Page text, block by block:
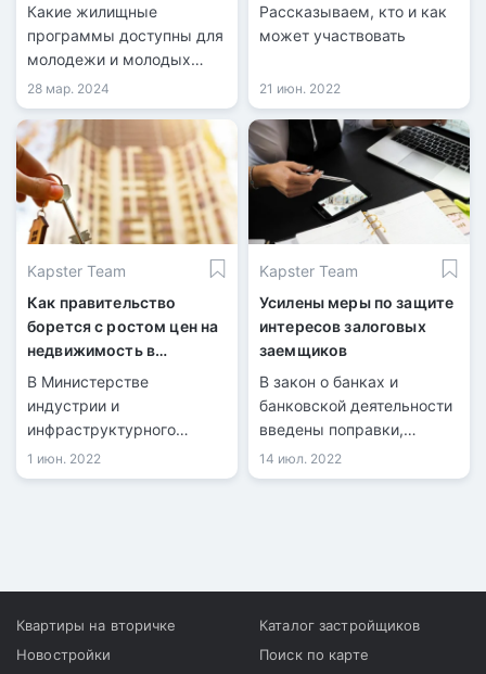
Какие жилищные
программы доступны для
молодежи и молодых
семей в Казахстане?
Какой максимальный
возраст участников этих
программ?
28 мар. 2024
Рассказываем, кто и как
может участвовать
21 июн. 2022
Kapster Team
Как правительство
борется с ростом цен на
недвижимость в
Казахстане
В Министерстве
индустрии и
инфраструктурного
развития РК рассказали о
разработке комплекса
геополитической ситуации
1 июн. 2022
Kapster Team
Усилены меры по защите
интересов залоговых
заемщиков
В закон о банках и
банковской деятельности
введены поправки,
касающиеся залоговых
заемщиков, передается
развитию финансового
рынка.
14 июл. 2022
Квартиры на вторичке
Новостройки
Каталог застройщиков
Поиск по карте